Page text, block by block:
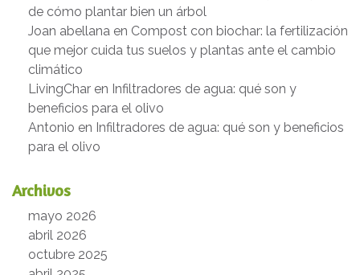
de cómo plantar bien un árbol
Joan abellana en Compost con biochar: la fertilización
que mejor cuida tus suelos y plantas ante el cambio
climático
LivingChar en Infiltradores de agua: qué son y
beneficios para el olivo
Antonio en Infiltradores de agua: qué son y beneficios
para el olivo
Archivos
mayo 2026
abril 2026
octubre 2025